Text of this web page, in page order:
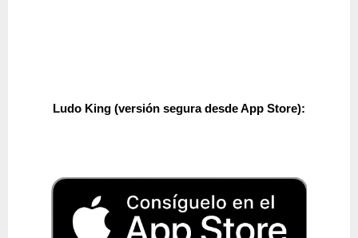
Ludo King (versión segura desde App Store):